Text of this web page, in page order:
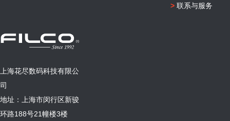
>联系与服务
上海花尽数码科技有限公
司
地址：上海市闵行区新骏
环路188号21幢楼3楼